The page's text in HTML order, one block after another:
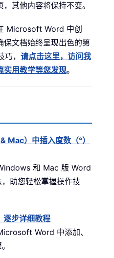
其他内容将保持不变。
Microsoft Word 中创
保文档始终呈现出色的第
， 请点击这里，访问我
实用教学等您发现。
）中插入度数（°）
和 Mac 版 Word
助您轻松掌握操作技
逐步详细教程
Word 中添加、